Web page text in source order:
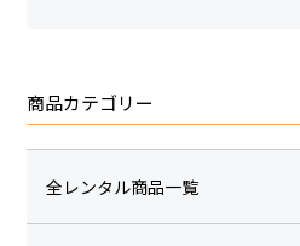
商品カテゴリー
全レンタル商品一覧